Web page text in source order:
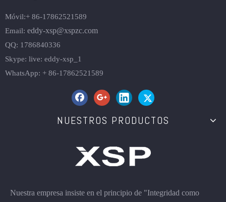
Móvil:+ 86-17862521589
Email: eddy-xsp@xspzc.com
QQ: 1786840336
Skype: live: eddy-xsp_1
WhatsApp: + 86-17862521589
NUESTROS PRODUCTOS
Nuestra empresa insiste en el principio de "Integridad como